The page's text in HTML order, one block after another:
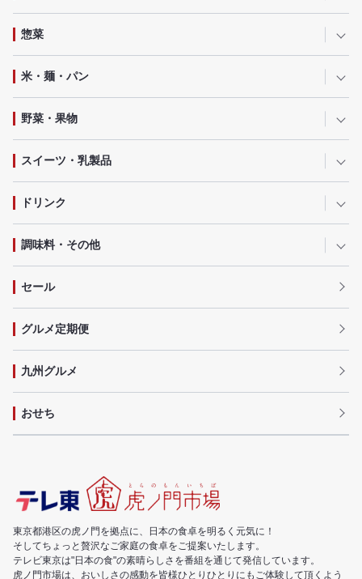
惣菜
米・麺・パン
野菜・果物
スイーツ・乳製品
ドリンク
調味料・その他
セール
グルメ定期便
九州グルメ
おせち
東京都港区の虎ノ門を拠点に、日本の食卓を明るく元気に！
そしてちょっと贅沢なご家庭の食卓をご提案いたします。
テレビ東京は"日本の食"の素晴らしさを番組を通じて発信しています。
虎ノ門市場は、おいしさの感動を皆様ひとりひとりにもご体験して頂くよう